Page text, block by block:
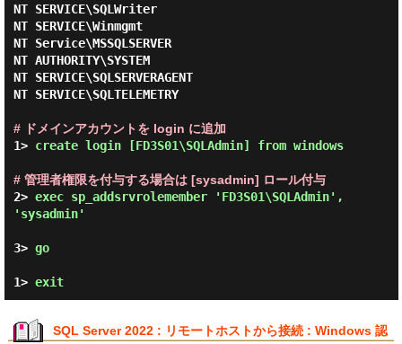
NT SERVICE\SQLWriter
NT SERVICE\Winmgmt
NT Service\MSSQLSERVER
NT AUTHORITY\SYSTEM
NT SERVICE\SQLSERVERAGENT
NT SERVICE\SQLTELEMETRY
# ドメインアカウントを login に追加
1>
create login [FD3S01\SQLAdmin] from windows
# 管理者権限を付与する場合は [sysadmin] ロール付与
2> exec sp_addsrvrolemember 'FD3S01\SQLAdmin',
'sysadmin'
3> go
1> exit
SQL Server 2022 : リモートホストから接続 : Windows 認